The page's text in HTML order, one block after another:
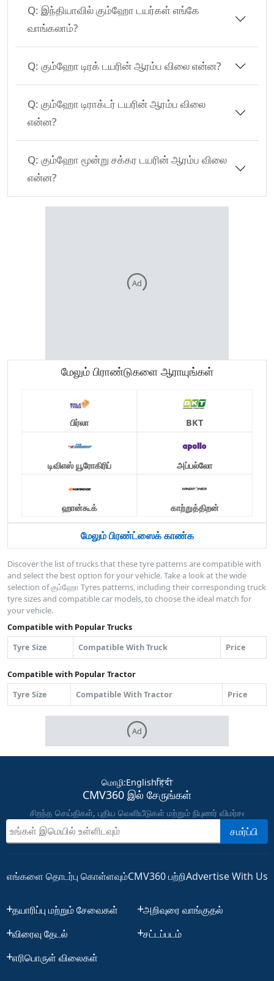
Q: இந்தியாவில் கும்ஹோ டயர்கள் எங்கே
வாங்கலாம்?
Q: கும்ஹோ டிரக் டயரின் ஆரம்ப விலை என்ன?
Q: கும்ஹோ டிராக்டர் டயரின் ஆரம்ப விலை
என்ன?
Q: கும்ஹோ மூன்று சக்கர டயரின் ஆரம்ப விலை
என்ன?
Ad
மேலும் பிராண்டுகளை ஆராயுங்கள்
பிர்லா BKT
டிவிஎஸ் யூரோகிரிப் அப்பல்லோ
ஹான்கூக் காற்றுத்திறன்
மேலும் பிரண்ட்ஸைக் காண்க
Discover the list of trucks that these tyre patterns are compatible with
and select the best option for your vehicle. Take a look at the wide
selection of கும்ஹோ Tyres patterns, including their corresponding truck
tyre sizes and compatible car models, to choose the ideal match for
your vehicle.
Compatible with Popular Trucks
Tyre Size
Compatible With Truck Price
Compatible with Popular Tractor
Tyre Size
Compatible With Tractor Price
Ad
மொழி:Englishहिंदी
CMV360 இல் சேருங்கள்
சிறந்த செய்திகள், புதிய வெளியீடுகள் மற்றும் நிபுணர்
சமர்ப்பி
எங்களை தொடர்பு கொள்ளவும்CMV360 பற்றிAdvertise With Us
தயாரிப்பு மற்றும் சேவைகள்
விரைவு தேடல்
எரிபொருள் விலைகள்
அறிவுரை வாங்குதல்
சட்டப்படம்